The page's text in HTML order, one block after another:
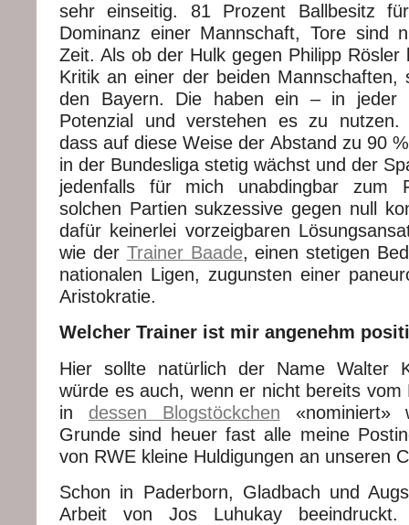
sehr einseitig. 81 Prozent Ballbesitz
Dominanz einer Mannschaft, Tore sind
Zeit. Als ob der Hulk gegen Philipp Rösler
Kritik an einer der beiden Mannschaften,
den Bayern. Die haben ein – in jeder
Potenzial und verstehen es zu nutzen.
dass auf diese Weise der Abstand zu 90
in der Bundesliga stetig wächst und der
jedenfalls für mich unabdingbar zum
solchen Partien sukzessive gegen null
dafür keinerlei vorzeigbaren
wie der Trainer Baade, einen stetigen
nationalen Ligen, zugunsten einer
Aristokratie.
Welcher Trainer ist mir angenehm
Hier sollte natürlich der Name Walter
würde es auch, wenn er nicht bereits vom
in dessen Blogstöckchen «nominiert»
Grunde sind heuer fast alle meine
von RWE kleine Huldigungen an unseren
Schon in Paderborn, Gladbach und
Arbeit von Jos Luhukay